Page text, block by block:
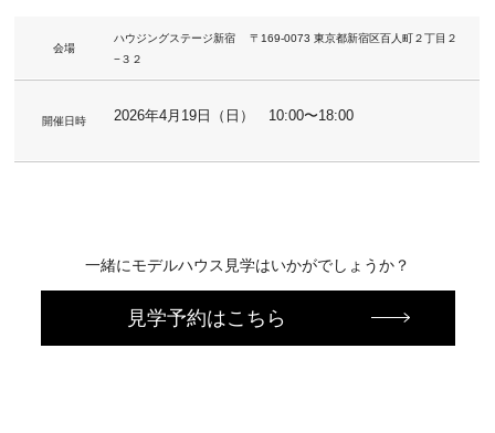
会場
ハウジングステージ新宿 〒169-0073 東京都新宿区百人町２丁目２
−３２
開催日時 2026年4月19日（日） 10:00〜18:00
一緒にモデルハウス見学はいかがでしょうか？
見学予約はこちら